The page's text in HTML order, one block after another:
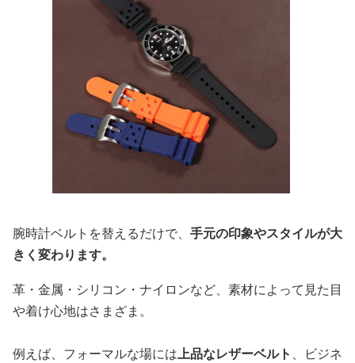
腕時計ベルトを替えるだけで、 手元の印象やスタイルが大
きく変わります。
革・金属・シリコン・ナイロンなど、素材によって見た目
や着け心地はさまざま。
例えば、フォーマルな場には上品なレザーベルト 、ビジネ